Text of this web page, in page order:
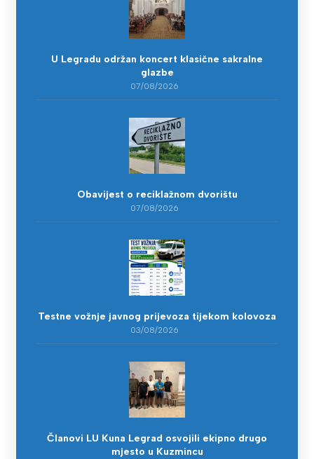
U Legradu održan koncert klasične sakralne
glazbe
07/08/2026
Obavijest o reciklažnom dvorištu
07/08/2026
Testne vožnje javnog prijevoza tijekom kolovoza
03/08/2026
Članovi LU Kuna Legrad osvojili ekipno drugo
mjesto u Kuzmincu